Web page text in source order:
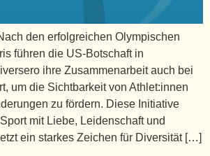
den erfolgreichen Olympischen
führen die US-Botschaft in
ihre Zusammenarbeit auch bei
um die Sichtbarkeit von Athlet:innen
zu fördern. Diese Initiative
mit Liebe, Leidenschaft und
ein starkes Zeichen für Diversität […]